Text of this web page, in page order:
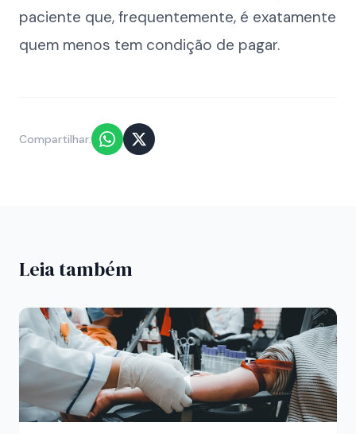
paciente que, frequentemente, é exatamente
quem menos tem condição de pagar.
Compartilhar:
Leia também